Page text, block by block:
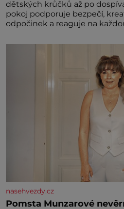
dětských krůčků až po
pokoj podporuje bezpečí,
odpočinek a reaguje na
jednoduchost, měkkost a
nasehvezdy.cz
Pomsta Munzarové